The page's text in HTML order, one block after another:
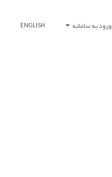
ورود به سامانه ENGLISH